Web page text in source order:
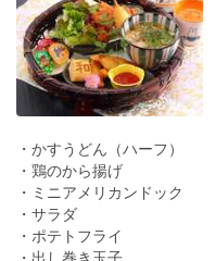
・かすうどん（ハーフ）
・鶏のから揚げ
・ミニアメリカンドック
・サラダ
・ポテトフライ